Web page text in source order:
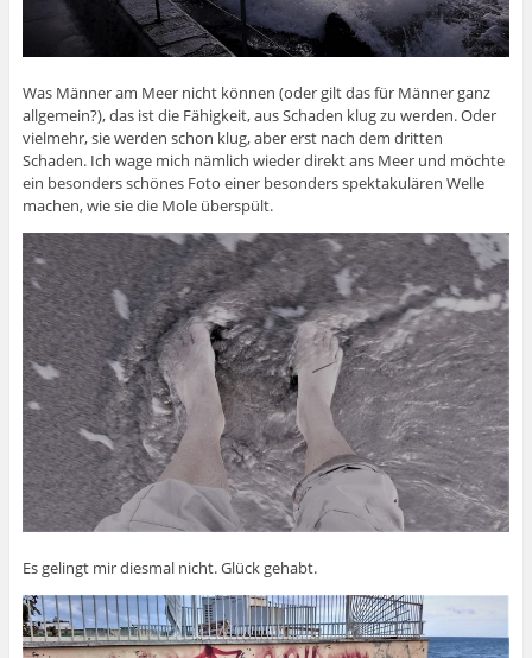
Was Männer am Meer nicht können (oder gilt das für Männer ganz
allgemein?), das ist die Fähigkeit, aus Schaden klug zu werden. Oder
vielmehr, sie werden schon klug, aber erst nach dem dritten
Schaden. Ich wage mich nämlich wieder direkt ans Meer und möchte
ein besonders schönes Foto einer besonders spektakulären Welle
machen, wie sie die Mole überspült.
Es gelingt mir diesmal nicht. Glück gehabt.